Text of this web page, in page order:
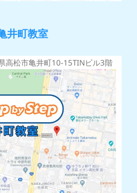
井町教室
松市亀井町10-15TINビル3階